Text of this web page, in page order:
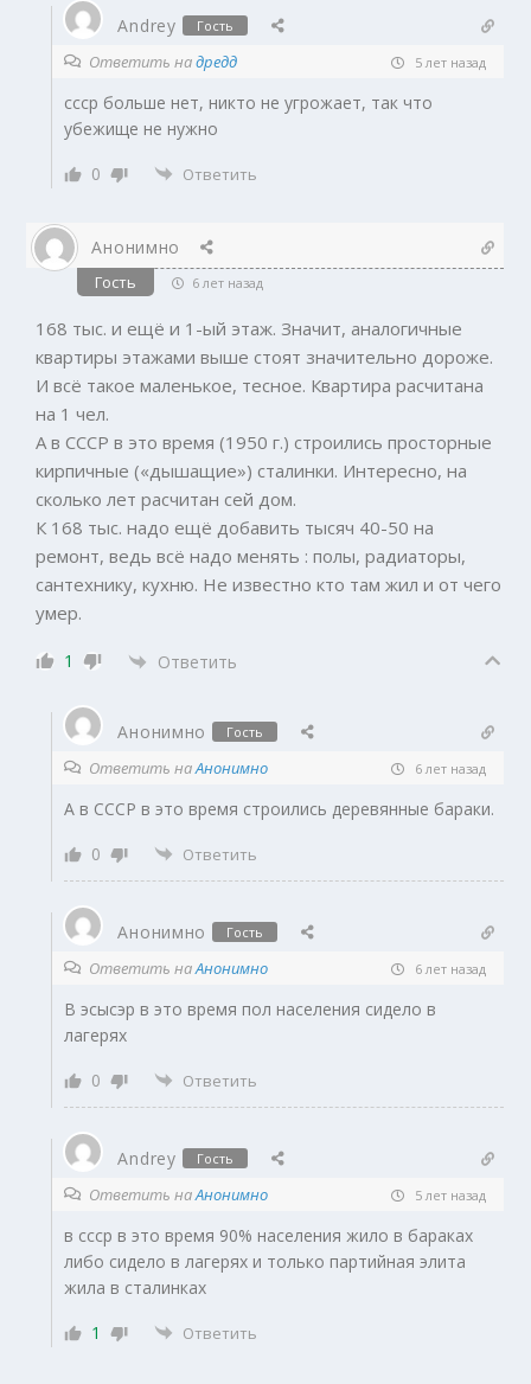
Andrey Гость
Ответить надредд 5 лет назад
ссср больше нет, никто не угрожает, так что
убежище не нужно
0
Ответить
Анонимно
Гость 6 лет назад
168 тыс. и ещё и 1-ый этаж. Значит, аналогичные
квартиры этажами выше стоят значительно дороже.
И всё такое маленькое, тесное. Квартира расчитана
на 1 чел.
А в СССР в это время (1950 г.) строились просторные
кирпичные («дышащие») сталинки. Интересно, на
сколько лет расчитан сей дом.
К 168 тыс. надо ещё добавить тысяч 40-50 на
ремонт, ведь всё надо менять : полы, радиаторы,
сантехнику, кухню. Не известно кто там жил и от чего
умер.
1 Ответить
Анонимно Гость
Ответить наАнонимно 6 лет назад
А в СССР в это время строились деревянные бараки.
0
Ответить
Анонимно Гость
Ответить наАнонимно 6 лет назад
В эсысэр в это время пол населения сидело в
лагерях
0
Ответить
Andrey Гость
Ответить наАнонимно 5 лет назад
в ссср в это время 90% населения жило в бараках
либо сидело в лагерях и только партийная элита
жила в сталинках
1
Ответить